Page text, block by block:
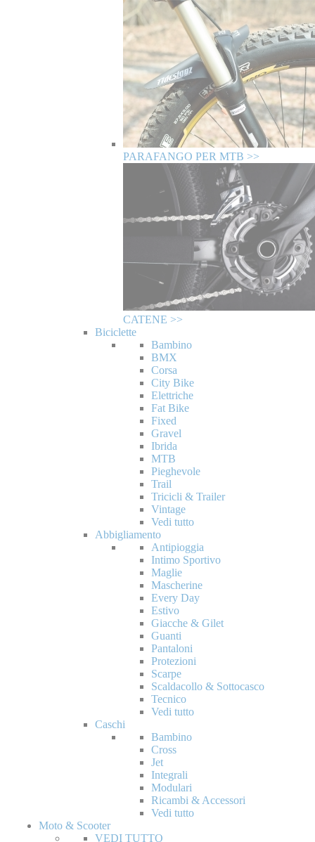
PARAFANGO PER MTB >>
CATENE >>
Biciclette
Bambino
BMX
Corsa
City Bike
Elettriche
Fat Bike
Fixed
Gravel
Ibrida
MTB
Pieghevole
Trail
Tricicli & Trailer
Vintage
Vedi tutto
Abbigliamento
Antipioggia
Intimo Sportivo
Maglie
Mascherine
Every Day
Estivo
Giacche & Gilet
Guanti
Pantaloni
Protezioni
Scarpe
Scaldacollo & Sottocasco
Tecnico
Vedi tutto
Caschi
Bambino
Cross
Jet
Integrali
Modulari
Ricambi & Accessori
Vedi tutto
Moto & Scooter
VEDI TUTTO